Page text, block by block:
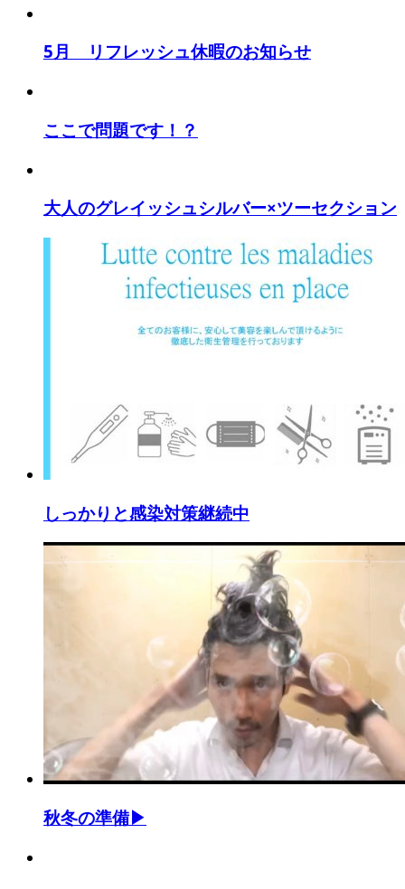
5月 リフレッシュ休暇のお知らせ
ここで問題です！？
大人のグレイッシュシルバー×ツーセクション
しっかりと感染対策継続中
秋冬の準備▶